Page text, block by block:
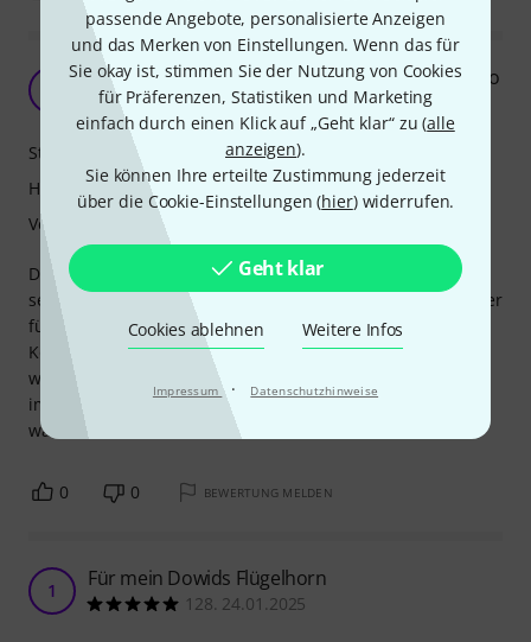
passende Angebote, personalisierte Anzeigen
und das Merken von Einstellungen. Wenn das für
Sie okay ist, stimmen Sie der Nutzung von Cookies
für Präferenzen, Statistiken und Marketing
einfach durch einen Klick auf „Geht klar“ zu (alle
anzeigen).
Sie können Ihre erteilte Zustimmung jederzeit
über die Cookie-Einstellungen (hier) widerrufen.
Geht klar
Cookies ablehnen Weitere Infos
Impressum · Datenschutzhinweise
Sehr guter Koffer mit nur einem winzigen Manko
MarcelloAT 28.10.2023
Der Koffer ist sehr gut für ein Flügelhorn und bietet mit
seinen Taschen auf der Vorderseite viel Platz für Noten oder
für Pflegeprodukte. Das einzige Problem was ich mit dem
Koffer habe ist, dass mein Instrument nicht ganz reinpasst
wenn ich meinen Stimmzug ausgefahren habe. Muss ihn
immer reinschieben bevor ich mein Instrument verstaue,
was sehr mühsam ist.
Stabilität
Handling
Verarbeitung
0 0 BEWERTUNG MELDEN
1 Für mein Dowids Flügelhorn
128. 24.01.2025